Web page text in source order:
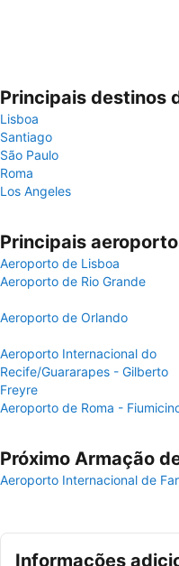
Principais destinos
Lisboa
Santiago
São Paulo
Roma
Los Angeles
Principais
Aeroporto de Lisboa
Aeroporto de Rio Grande
Aeroporto de Orlando
Aeroporto Internacional do
Recife/Guararapes - Gilberto
Freyre
Aeroporto de Roma -
Próximo Armação
Aeroporto Internacional de
Informações